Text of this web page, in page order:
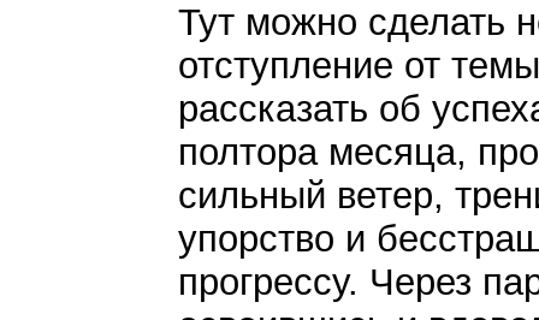
Тут можно сделать
отступление от
рассказать об
полтора месяца,
сильный ветер,
упорство и
прогрессу. Через